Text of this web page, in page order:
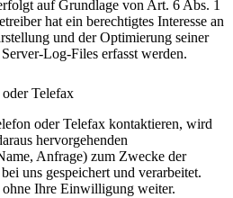
auf Grundlage von Art. 6 Abs. 1
hat ein berechtigtes Interesse an
und der Optimierung seiner
Log-Files erfasst werden.
Telefax
oder Telefax kontaktieren, wird
hervorgehenden
Anfrage) zum Zwecke der
uns gespeichert und verarbeitet.
Ihre Einwilligung weiter.